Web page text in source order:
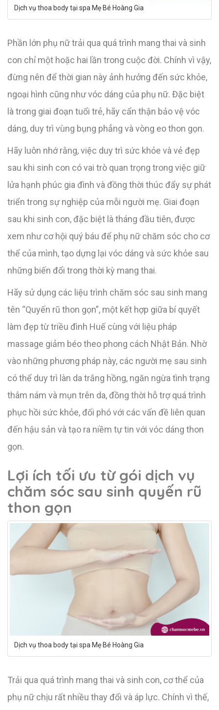
Dịch vụ thoa body tại spa Mẹ Bé Hoàng Gia
Phần lớn phụ nữ trải qua quá trình mang thai và sinh
con chỉ một hoặc hai lần trong cuộc đời. Chính vì vậy,
đừng nên để thời gian này ảnh hưởng đến sức khỏe,
ngoại hình cũng như vóc dáng của phụ nữ. Đặc biệt
là trong giai đoạn tuổi trẻ, hãy cẩn thận bảo vệ vóc
dáng, duy trì vùng bụng phẳng và vòng eo thon gọn.
Hãy luôn nhớ rằng, việc duy trì sức khỏe và vẻ đẹp
sau khi sinh con có vai trò quan trọng trong việc giữ
lửa hạnh phúc gia đình và đồng thời thúc đẩy sự phát
triển trong sự nghiệp của mỗi người mẹ. Giai đoạn
sau khi sinh con, đặc biệt là tháng đầu tiên, được
xem như cơ hội quý báu để phụ nữ chăm sóc cho cơ
thể của mình, tạo dựng lại vóc dáng và sức khỏe sau
những biến đổi trong thời kỳ mang thai.
Hãy sử dụng các liệu trình chăm sóc sau sinh mang
tên “Quyến rũ thon gọn”, một kết hợp giữa bí quyết
làm đẹp từ triều đình Huế cùng với liệu pháp
massage giảm béo theo phong cách Nhật Bản. Nhờ
vào những phương pháp này, các người mẹ sau sinh
có thể duy trì làn da trắng hồng, ngăn ngừa tình trạng
thâm nám và mụn trên da, đồng thời hỗ trợ quá trình
phục hồi sức khỏe, đối phó với các vấn đề liên quan
đến hậu sản và tạo ra niềm tự tin với vóc dáng thon
gọn.
Lợi ích tối ưu từ gói dịch vụ
chăm sóc sau sinh quyến rũ
thon gọn
Dịch vụ thoa body tại spa Mẹ Bé Hoàng Gia
Trải qua quá trình mang thai và sinh con, cơ thể của
phụ nữ chịu rất nhiều thay đổi và áp lực. Chính vì thế,